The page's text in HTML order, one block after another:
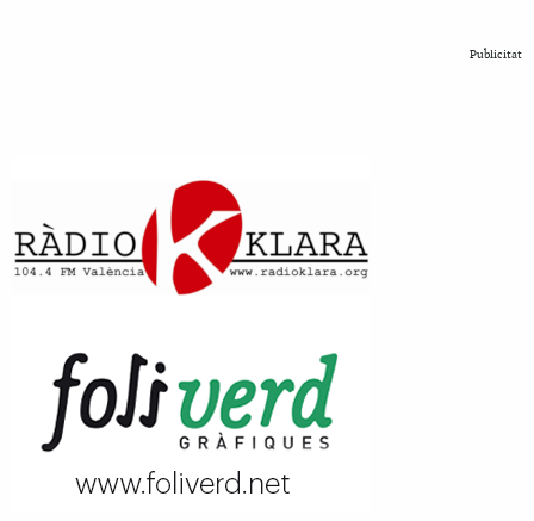
Publicitat